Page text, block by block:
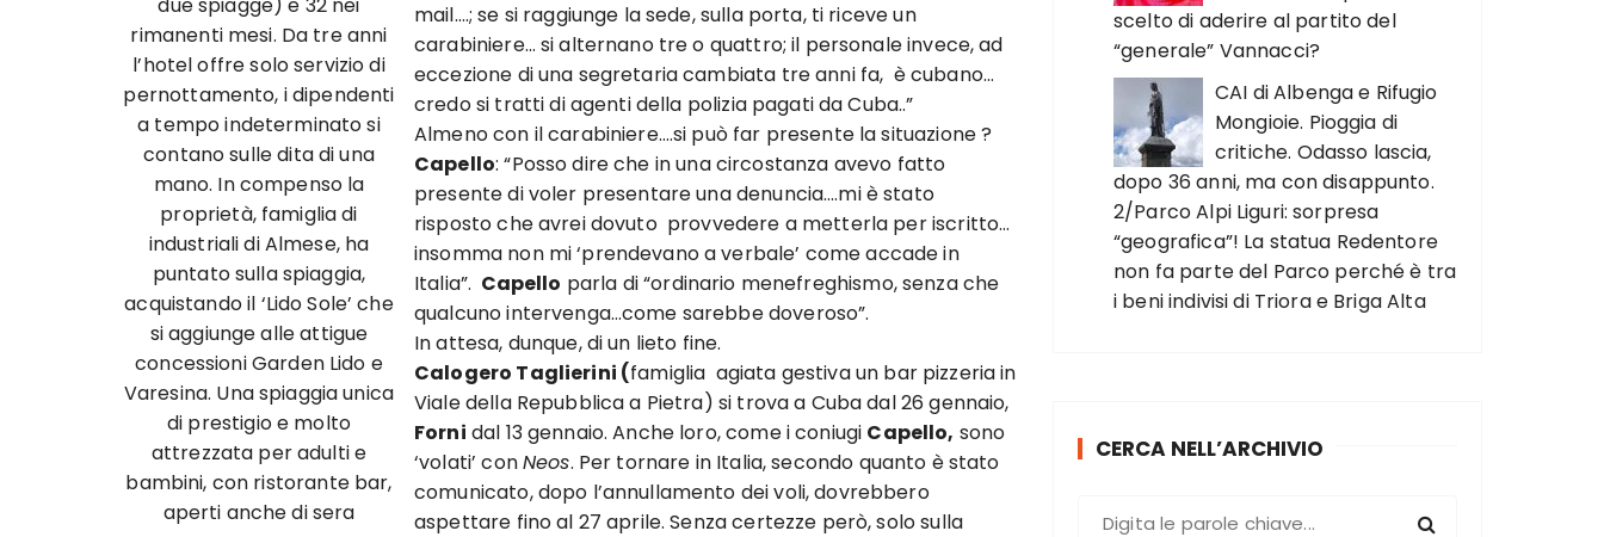
rimanenti mesi. Da tre anni
l’hotel offre solo servizio di
pernottamento, i dipendenti
a tempo indeterminato si
contano sulle dita di una
mano. In compenso la
proprietà, famiglia di
industriali di Almese, ha
puntato sulla spiaggia,
acquistando il ‘Lido Sole’ che
si aggiunge alle attigue
concessioni Garden Lido e
Varesina. Una spiaggia unica
di prestigio e molto
attrezzata per adulti e
bambini, con ristorante bar,
aperti anche di sera
mail….; se si raggiunge la sede, sulla porta, ti riceve un
carabiniere… si alternano tre o quattro; il personale invece, ad
eccezione di una segretaria cambiata tre anni fa, è cubano…
credo si tratti di agenti della polizia pagati da Cuba..”
Almeno con il carabiniere….si può far presente la situazione ?
Capello: “Posso dire che in una circostanza avevo fatto
presente di voler presentare una denuncia….mi è stato
risposto che avrei dovuto provvedere a metterla per iscritto…
insomma non mi ‘prendevano a verbale’ come accade in
Italia”. Capello parla di “ordinario menefreghismo, senza che
qualcuno intervenga…come sarebbe doveroso”.
In attesa, dunque, di un lieto fine.
Calogero Taglierini (famiglia agiata gestiva un bar pizzeria in
Viale della Repubblica a Pietra) si trova a Cuba dal 26 gennaio,
Forni dal 13 gennaio. Anche loro, come i coniugi Capello, sono
‘volati’ conNeos. Per tornare in Italia, secondo quanto è stato
comunicato, dopo l’annullamento dei voli, dovrebbero
aspettare fino al 27 aprile. Senza certezze però, solo sulla
scelto di aderire al partito del
“generale” Vannacci?
CAI di Albenga e Rifugio
Mongioie. Pioggia di
critiche. Odasso lascia,
dopo 36 anni, ma con disappunto.
2/Parco Alpi Liguri: sorpresa
“geografica”! La statua Redentore
non fa parte del Parco perché è tra
i beni indivisi di Triora e Briga Alta
CERCA NELL’ARCHIVIO